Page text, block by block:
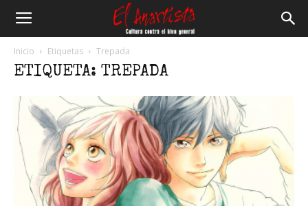
Inicio Etiquetas Trepada
ETIQUETA: TREPADA